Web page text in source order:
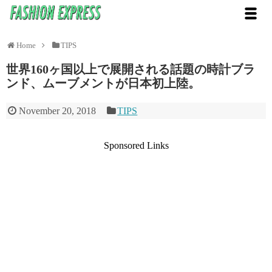
Home TIPS
世界160ヶ国以上で展開される話題の時計ブラ
ンド、ムーブメントが日本初上陸。
November 20, 2018 TIPS
Sponsored Links